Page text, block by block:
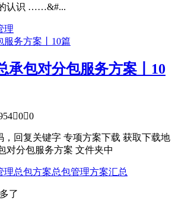
认识 ……&#...
理
承包对分包服务方案丨10
00
，回复关键字 专项方案下载 获取下载地
对分包服务方案 文件夹中
理总包方案总包管理方案汇总
了